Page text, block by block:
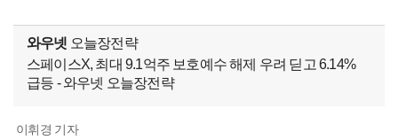
와우넷 오늘장전략
스페이스X, 최대 9.1억주 보호예수 해제 우려 딛고 6.14%
급등 - 와우넷 오늘장전략
이휘경 기자